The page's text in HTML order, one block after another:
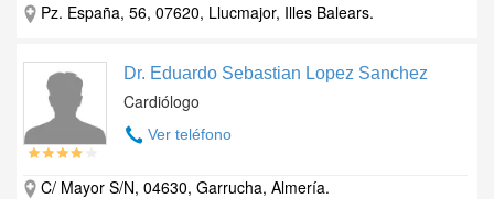
Pz. España, 56, 07620, Llucmajor, Illes Balears.
Dr. Eduardo Sebastian Lopez Sanchez
Cardiólogo
Ver teléfono
C/ Mayor S/N, 04630, Garrucha, Almería.